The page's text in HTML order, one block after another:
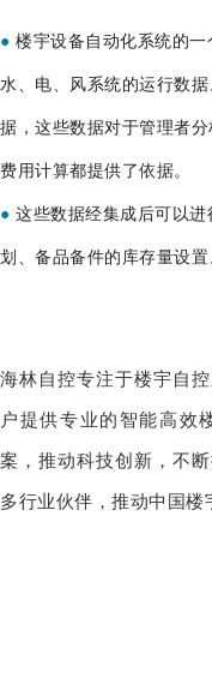
● 楼宇设备自动化系统的
水、电、风系统的运行数
据，这些数据对于管理者
费用计算都提供了依据。
● 这些数据经集成后可以
划、备品备件的库存量设
海林自控专注于楼宇自控
户提供专业的智能高效
案，推动科技创新，不
多行业伙伴，推动中国楼